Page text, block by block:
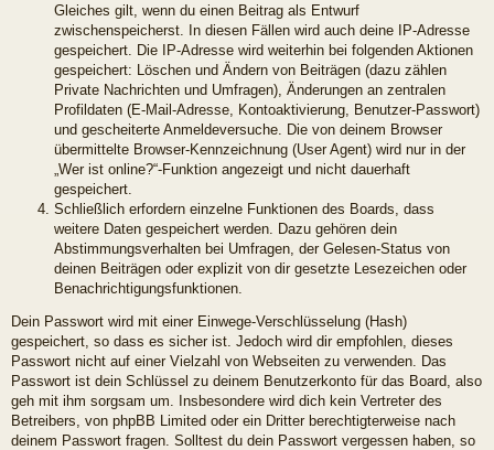
Gleiches gilt, wenn du einen Beitrag als Entwurf
zwischenspeicherst. In diesen Fällen wird auch deine IP-Adresse
gespeichert. Die IP-Adresse wird weiterhin bei folgenden Aktionen
gespeichert: Löschen und Ändern von Beiträgen (dazu zählen
Private Nachrichten und Umfragen), Änderungen an zentralen
Profildaten (E-Mail-Adresse, Kontoaktivierung, Benutzer-Passwort)
und gescheiterte Anmeldeversuche. Die von deinem Browser
übermittelte Browser-Kennzeichnung (User Agent) wird nur in der
„Wer ist online?“-Funktion angezeigt und nicht dauerhaft
gespeichert.
Schließlich erfordern einzelne Funktionen des Boards, dass
weitere Daten gespeichert werden. Dazu gehören dein
Abstimmungsverhalten bei Umfragen, der Gelesen-Status von
deinen Beiträgen oder explizit von dir gesetzte Lesezeichen oder
Benachrichtigungsfunktionen.
Dein Passwort wird mit einer Einwege-Verschlüsselung (Hash)
gespeichert, so dass es sicher ist. Jedoch wird dir empfohlen, dieses
Passwort nicht auf einer Vielzahl von Webseiten zu verwenden. Das
Passwort ist dein Schlüssel zu deinem Benutzerkonto für das Board, also
geh mit ihm sorgsam um. Insbesondere wird dich kein Vertreter des
Betreibers, von phpBB Limited oder ein Dritter berechtigterweise nach
deinem Passwort fragen. Solltest du dein Passwort vergessen haben, so